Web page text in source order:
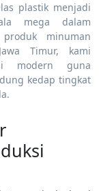
plastik menjadi
mega dalam
minuman
Timur, kami
modern guna
kedap tingkat